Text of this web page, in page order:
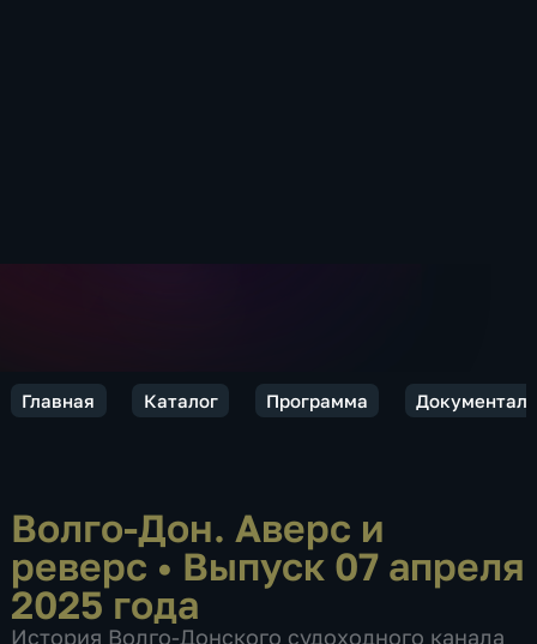
Главная Каталог Программа
Волго-Дон. Аверс и
реверс • Выпуск 07 апреля
2025 года
История Волго-Донского судоходного канала